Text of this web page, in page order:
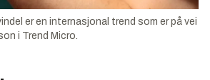
er en internasjonal trend som er på vei
i Trend Micro.